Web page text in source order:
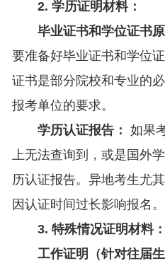
2. 学历证明材料：
毕业证书和学位证书
要准备好毕业证书和学位
证书是部分院校和专业的
报考单位的要求。
学历认证报告： 如果
上无法查询到，或是国外
历认证报告。异地考生尤
因认证时间过长影响报名。
3. 特殊情况证明材料：
工作证明（针对往届生